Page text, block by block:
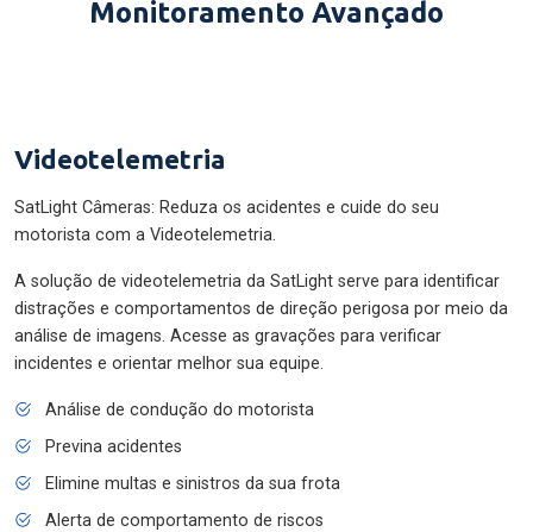
Monitoramento Avançado
Videotelemetria
SatLight Câmeras: Reduza os acidentes e cuide do seu
motorista com a Videotelemetria.
A solução de videotelemetria da SatLight serve para identificar
distrações e comportamentos de direção perigosa por meio da
análise de imagens. Acesse as gravações para verificar
incidentes e orientar melhor sua equipe.
Análise de condução do motorista
Previna acidentes
Elimine multas e sinistros da sua frota
Alerta de comportamento de riscos